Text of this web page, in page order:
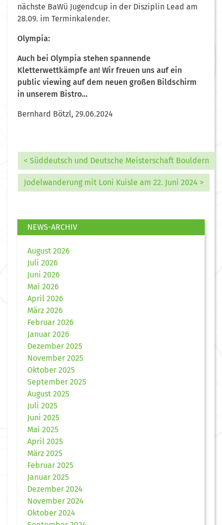
nächste BaWü Jugendcup in der Disziplin Lead am
28.09. im Terminkalender.
Olympia:
Auch bei Olympia stehen spannende
Kletterwettkämpfe an! Wir freuen uns auf ein
public viewing auf dem neuen großen Bildschirm
in unserem Bistro…
Bernhard Bötzl, 29.06.2024
< Süddeutsch und Deutsche Meisterschaft Bouldern
Jodelwanderung mit Loni Kuisle am 22. Juni 2024 >
NEWS-ARCHIV
August 2026
Juli 2026
Juni 2026
Mai 2026
April 2026
März 2026
Februar 2026
Januar 2026
Dezember 2025
November 2025
Oktober 2025
September 2025
August 2025
Juli 2025
Juni 2025
Mai 2025
April 2025
März 2025
Februar 2025
Januar 2025
Dezember 2024
November 2024
Oktober 2024